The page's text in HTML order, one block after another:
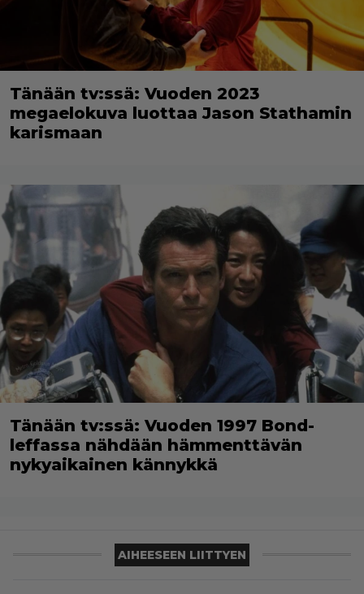
Tänään tv:ssä: Vuoden 2023
megaelokuva luottaa Jason Stathamin
karismaan
Tänään tv:ssä: Vuoden 1997 Bond-
leffassa nähdään hämmenttävän
nykyaikainen kännykkä
AIHEESEEN LIITTYEN